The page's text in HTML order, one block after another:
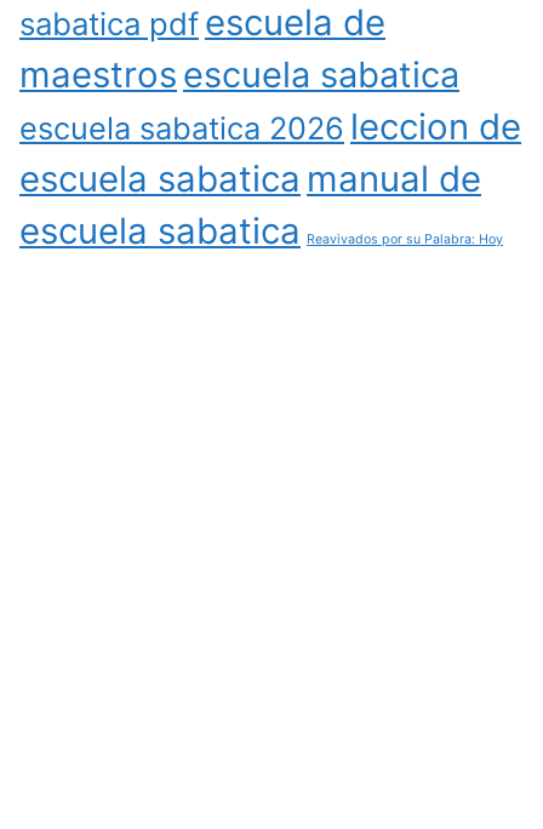
sabatica pdfescuela de
maestros escuela sabatica
escuela sabatica 2026 leccion de
escuela sabatica manual de
escuela sabatica
Reavivados por su Palabra: Hoy